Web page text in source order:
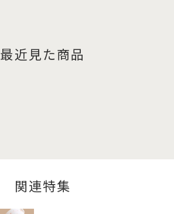
最近見た商品
関連特集